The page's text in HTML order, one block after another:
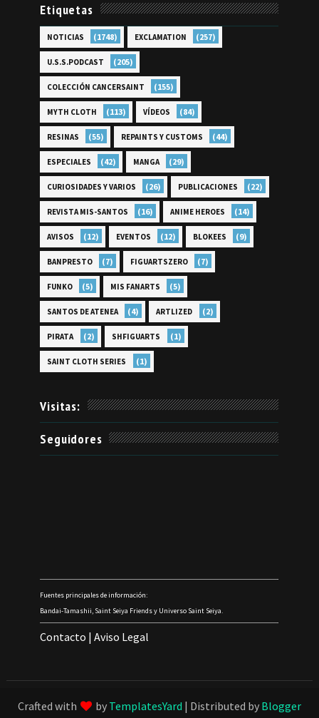
Etiquetas
NOTICIAS (1748) EXCLAMATION (257)
U.S.S.PODCAST (205)
COLECCIÓN CANCERSAINT (155)
MYTH CLOTH (113) VÍDEOS (84)
RESINAS (55) REPAINTS Y CUSTOMS (44)
ESPECIALES (42) MANGA (29)
CURIOSIDADES Y VARIOS (26) PUBLICACIONES (22)
REVISTA MIS-SANTOS (16) ANIME HEROES (14)
AVISOS (12) EVENTOS (12) BLOKEES (9)
BANPRESTO (7) FIGUARTSZERO (7)
FUNKO (5) MIS FANARTS (5)
SANTOS DE ATENEA (4) ARTLIZED (2)
PIRATA (2) SHFIGUARTS (1)
SAINT CLOTH SERIES (1)
Visitas:
Seguidores
Fuentes principales de información:
Bandai-Tamashii, Saint Seiya Friends y Universo Saint Seiya.
Contacto |Aviso Legal
Crafted with by TemplatesYard | Distributed by Blogger